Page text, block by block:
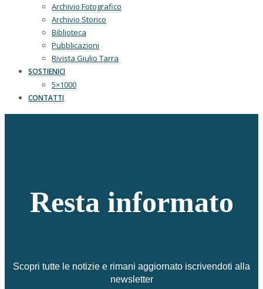
Archivio Fotografico
Archivio Storico
Biblioteca
Pubblicazioni
Rivista Giulio Tarra
SOSTIENICI
5×1000
CONTATTI
Resta informato
Scopri tutte le notizie e rimani aggiornato iscrivendoti alla
newsletter